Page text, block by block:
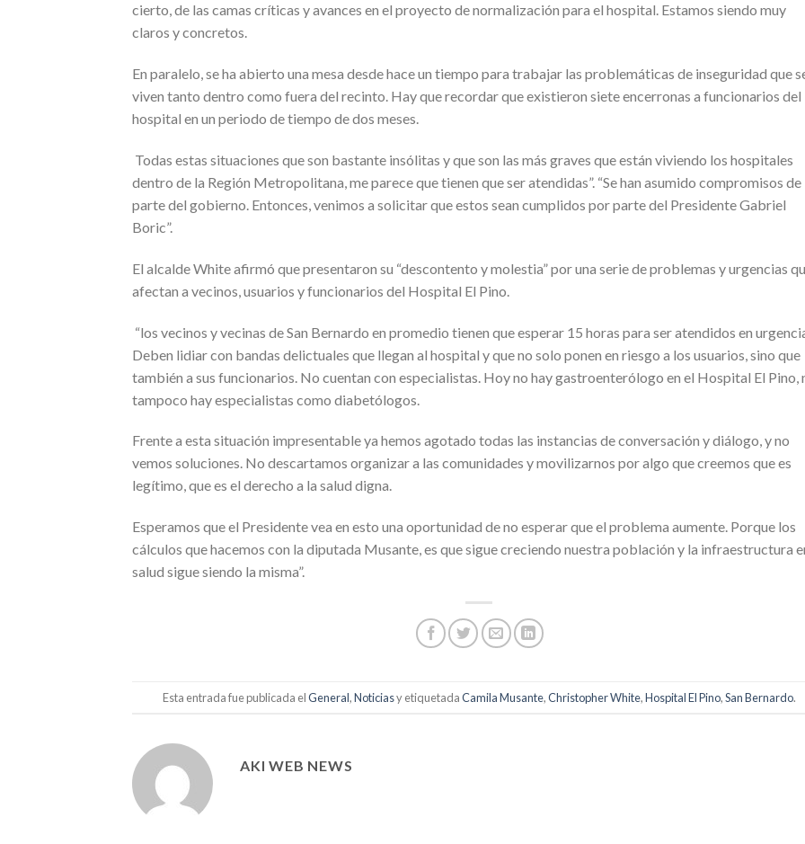
cierto, de las camas críticas y avances en el proyecto de normalización para el hospital. Estamos siendo muy
claros y concretos.
En paralelo, se ha abierto una mesa desde hace un tiempo para trabajar las problemáticas de inseguridad que
viven tanto dentro como fuera del recinto. Hay que recordar que existieron siete encerronas a funcionarios del
hospital en un periodo de tiempo de dos meses.
Todas estas situaciones que son bastante insólitas y que son las más graves que están viviendo los hospitales
dentro de la Región Metropolitana, me parece que tienen que ser atendidas”. “Se han asumido compromisos de
parte del gobierno. Entonces, venimos a solicitar que estos sean cumplidos por parte del Presidente Gabriel
Boric”.
El alcalde White afirmó que presentaron su “descontento y molestia” por una serie de problemas y urgencias
afectan a vecinos, usuarios y funcionarios del Hospital El Pino.
“los vecinos y vecinas de San Bernardo en promedio tienen que esperar 15 horas para ser atendidos en
Deben lidiar con bandas delictuales que llegan al hospital y que no solo ponen en riesgo a los usuarios, sino que
también a sus funcionarios. No cuentan con especialistas. Hoy no hay gastroenterólogo en el Hospital El Pino,
tampoco hay especialistas como diabetólogos.
Frente a esta situación impresentable ya hemos agotado todas las instancias de conversación y diálogo, y no
vemos soluciones. No descartamos organizar a las comunidades y movilizarnos por algo que creemos que es
legítimo, que es el derecho a la salud digna.
Esperamos que el Presidente vea en esto una oportunidad de no esperar que el problema aumente. Porque los
cálculos que hacemos con la diputada Musante, es que sigue creciendo nuestra población y la infraestructura
salud sigue siendo la misma”.
Esta entrada fue publicada elGeneral,Noticiasy etiquetadaCamila Musante,Christopher White,Hospital El Pino,San Bernardo.
AKI WEB NEWS